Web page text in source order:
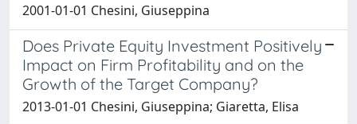
2001-01-01 Chesini, Giuseppina
Does Private Equity Investment Positively
Impact on Firm Profitability and on the
Growth of the Target Company?
2013-01-01 Chesini, Giuseppina; Giaretta, Elisa